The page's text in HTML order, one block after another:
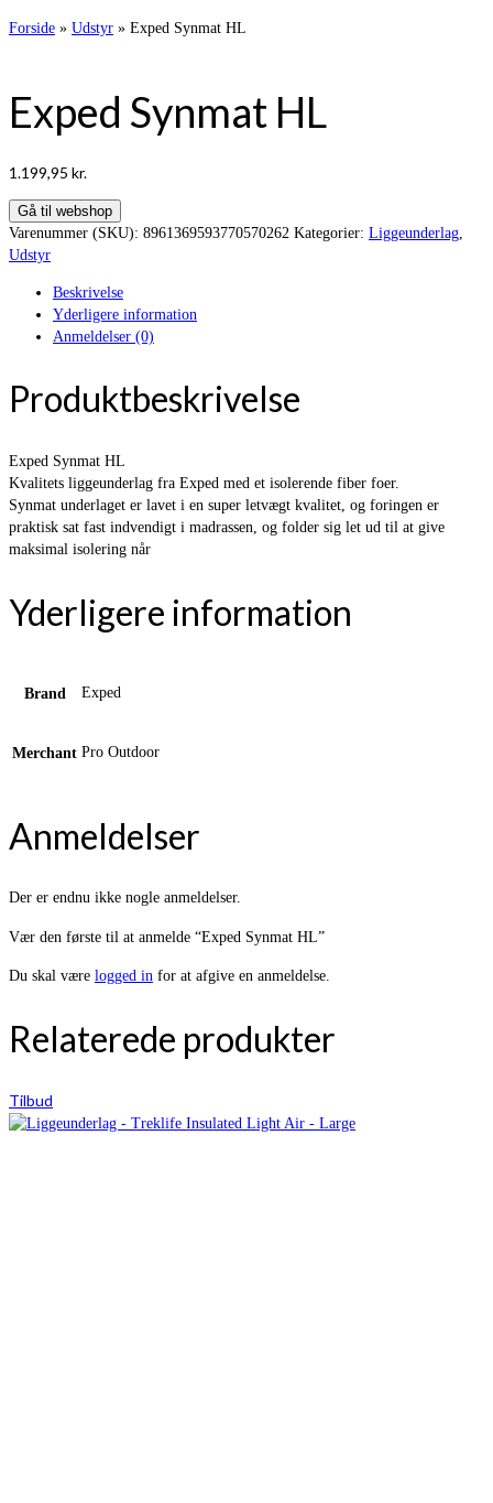
Forside » Udstyr » Exped Synmat HL
Exped Synmat HL
1.199,95 kr.
Gå til webshop
Varenummer (SKU): 8961369593770570262 Kategorier: Liggeunderlag
Udstyr
Beskrivelse
Yderligere information
Anmeldelser (0)
Produktbeskrivelse
Exped Synmat HL
Kvalitets liggeunderlag fra Exped med et isolerende fiber foer.
Synmat underlaget er lavet i en super letvægt kvalitet, og foringen er
praktisk sat fast indvendigt i madrassen, og folder sig let ud til at give
maksimal isolering når
Yderligere information
Brand Exped
Merchant Pro Outdoor
Anmeldelser
Der er endnu ikke nogle anmeldelser.
Vær den første til at anmelde “Exped Synmat HL”
Du skal være logged in for at afgive en anmeldelse.
Relaterede produkter
Tilbud